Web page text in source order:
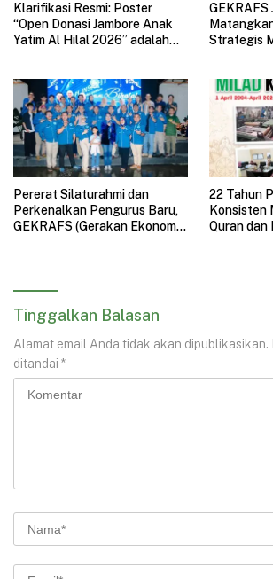
Klarifikasi Resmi: Poster
“Open Donasi Jambore Anak
Yatim Al Hilal 2026” adalah
GEKRAFS
Strategis
Pererat Silaturahmi dan
Perkenalkan Pengurus Baru,
GEKRAFS (Gerakan Ekonomi
22 Tahun
Konsisten
Quran dan
Tinggalkan Balasan
Alamat email Anda tidak akan dipublikasikan.
ditandai *